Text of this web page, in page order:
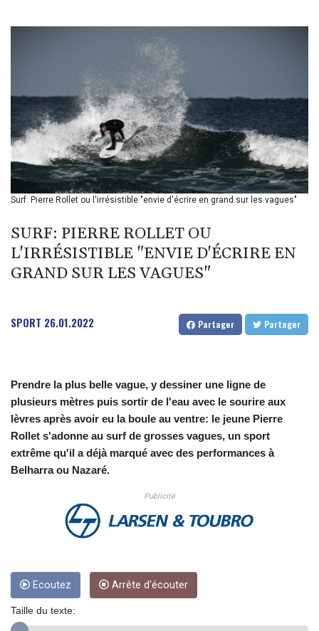
BMD 1.156136
BND 1.477082
BOB 13.69983
BRL 5.876989
BSD 1.152686
BTN 109.688637
BWP 15.558807
BYN 3.432357
BYR 22660.258427
BZD 2.318271
CAD 1.61333
CDF 2615.761404
CLF 0.026749
CLP 1056.199727
CNY 7.801146
CNH 7.796152
CRC 523.993489
CUC 1.156136
DJF 205.267449
DKK 7.477932
DOP 67.289164
DZD 152.967099
EGP 57.293288
FJD 2.553384
FKP 0.8566
GBP 0.858527
GHS 13.526832
GNF 10123.874202
Surf: Pierre Rollet ou l'irrésistible "envie d'écrire en grand sur les vagues"
SURF: PIERRE ROLLET OU
L'IRRÉSISTIBLE "ENVIE D'ÉCRIRE EN
GRAND SUR LES VAGUES"
SPORT 26.01.2022 Partager Partager
Prendre la plus belle vague, y dessiner une ligne de
plusieurs mètres puis sortir de l'eau avec le sourire aux
lèvres après avoir eu la boule au ventre: le jeune Pierre
Rollet s'adonne au surf de grosses vagues, un sport
extrême qu'il a déjà marqué avec des performances à
Belharra ou Nazaré.
Publicité
Ecoutez Arrête d'écouter
Taille du texte: